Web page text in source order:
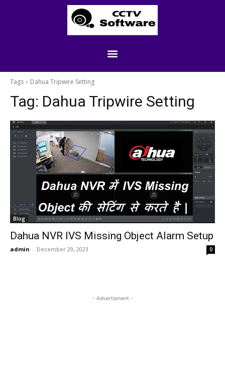
Tags Dahua Tripwire Setting
Tag: Dahua Tripwire Setting
Blog
Dahua NVR IVS Missing Object Alarm Setup
admin - December 29, 2023 0
- Advertisment -